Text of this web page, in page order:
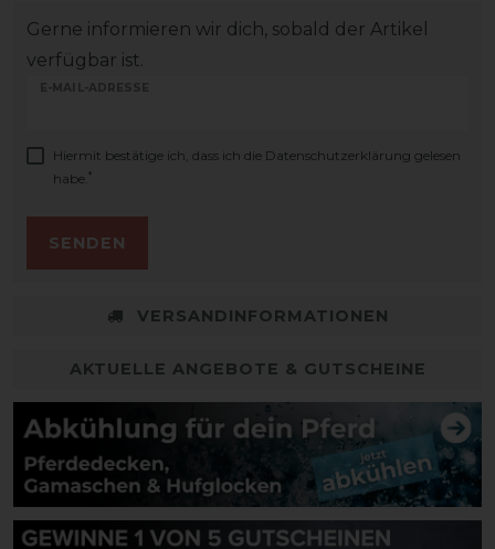
Gerne informieren wir dich, sobald der Artikel
verfügbar ist.
E-MAIL-ADRESSE
Hiermit bestätige ich, dass ich die Daten­schutz­erklärung gelesen
habe. *
SENDEN
VERSANDINFORMATIONEN
AKTUELLE ANGEBOTE & GUTSCHEINE